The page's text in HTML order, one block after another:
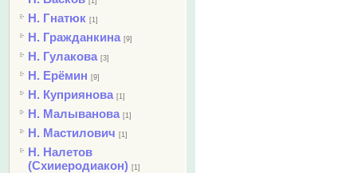
Н. Гнатюк [1]
Н. Гражданкина [9]
Н. Гулакова [3]
Н. Ерёмин [9]
Н. Куприянова [1]
Н. Малыванова [1]
Н. Мастилович [1]
Н. Налетов
(Схииеродиакон) [1]